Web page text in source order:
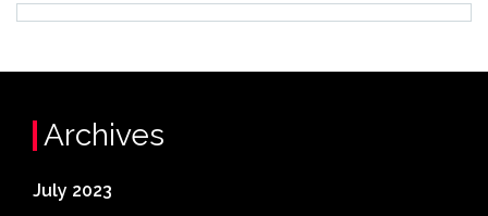
Archives
July 2023